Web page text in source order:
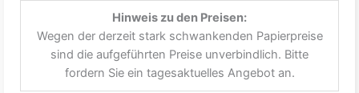
Hinweis zu den Preisen:
Wegen der derzeit stark schwankenden Papierpreise
sind die aufgeführten Preise unverbindlich. Bitte
fordern Sie ein tagesaktuelles Angebot an.